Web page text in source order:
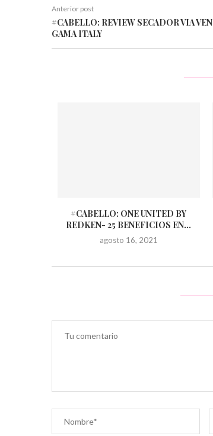
Anterior post
#CABELLO: REVIEW SECADOR VIA
GAMA ITALY
#CABELLO: ONE UNITED BY
REDKEN- 25 BENEFICIOS EN...
agosto 16, 2021